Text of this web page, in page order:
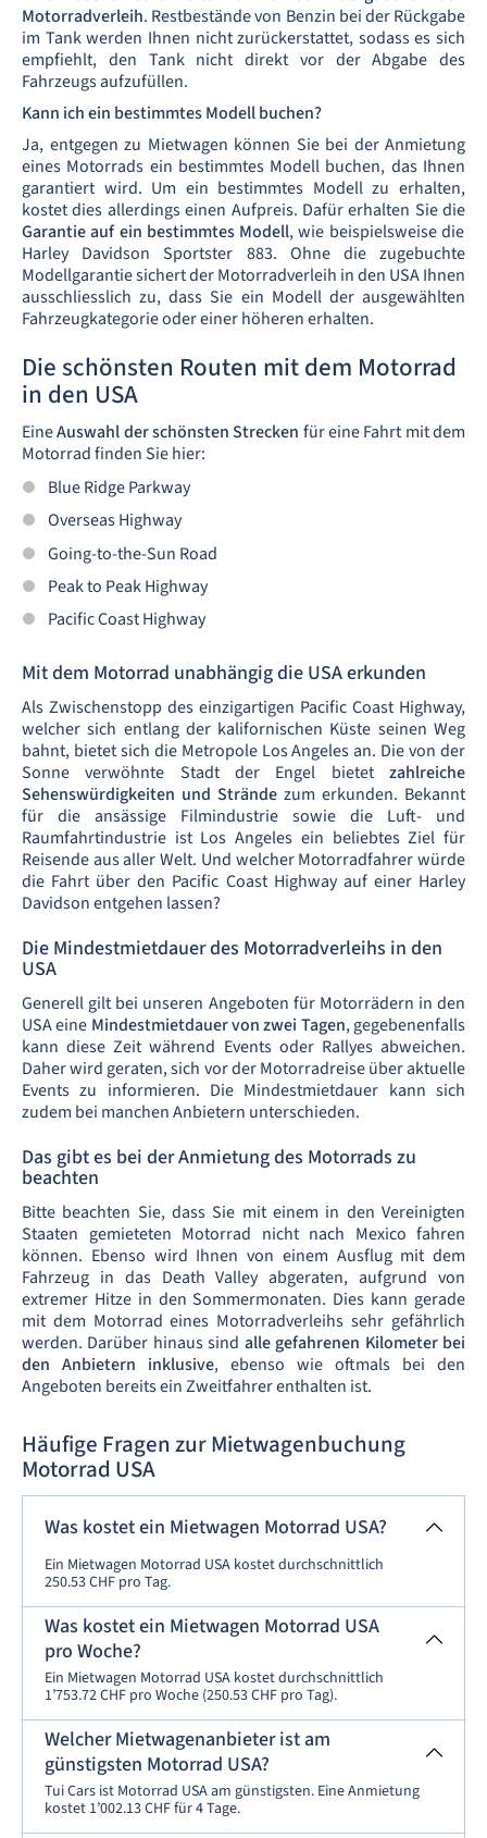
Motorradverleih. Restbestände von Benzin bei der Rückgabe
im Tank werden Ihnen nicht zurückerstattet, sodass es sich
empfiehlt, den Tank nicht direkt vor der Abgabe des
Fahrzeugs aufzufüllen.
Kann ich ein bestimmtes Modell buchen?
Ja, entgegen zu Mietwagen können Sie bei der Anmietung
eines Motorrads ein bestimmtes Modell buchen, das Ihnen
garantiert wird. Um ein bestimmtes Modell zu erhalten,
kostet dies allerdings einen Aufpreis. Dafür erhalten Sie die
Garantie auf ein bestimmtes Modell, wie beispielsweise die
Harley Davidson Sportster 883. Ohne die zugebuchte
Modellgarantie sichert der Motorradverleih in den USA Ihnen
ausschliesslich zu, dass Sie ein Modell der ausgewählten
Fahrzeugkategorie oder einer höheren erhalten.
Die schönsten Routen mit dem Motorrad
in den USA
EineAuswahl der schönsten Strecken für eine Fahrt mit dem
Motorrad finden Sie hier:
Blue Ridge Parkway
Overseas Highway
Going-to-the-Sun Road
Peak to Peak Highway
Pacific Coast Highway
Mit dem Motorrad unabhängig die USA erkunden
Als Zwischenstopp des einzigartigen Pacific Coast Highway,
welcher sich entlang der kalifornischen Küste seinen Weg
bahnt, bietet sich die Metropole Los Angeles an. Die von der
Sonne verwöhnte Stadt der Engel bietet zahlreiche
Sehenswürdigkeiten und Strände zum erkunden. Bekannt
für die ansässige Filmindustrie sowie die Luft- und
Raumfahrtindustrie ist Los Angeles ein beliebtes Ziel für
Reisende aus aller Welt. Und welcher Motorradfahrer würde
die Fahrt über den Pacific Coast Highway auf einer Harley
Davidson entgehen lassen?
Die Mindestmietdauer des Motorradverleihs in den
USA
Generell gilt bei unseren Angeboten für Motorrädern in den
USA eine Mindestmietdauer von zwei Tagen, gegebenenfalls
kann diese Zeit während Events oder Rallyes abweichen.
Daher wird geraten, sich vor der Motorradreise über aktuelle
Events zu informieren. Die Mindestmietdauer kann sich
zudem bei manchen Anbietern unterschieden.
Das gibt es bei der Anmietung des Motorrads zu
beachten
Bitte beachten Sie, dass Sie mit einem in den Vereinigten
Staaten gemieteten Motorrad nicht nach Mexico fahren
können. Ebenso wird Ihnen von einem Ausflug mit dem
Fahrzeug in das Death Valley abgeraten, aufgrund von
extremer Hitze in den Sommermonaten. Dies kann gerade
mit dem Motorrad eines Motorradverleihs sehr gefährlich
werden. Darüber hinaus sind alle gefahrenen Kilometer bei
den Anbietern inklusive, ebenso wie oftmals bei den
Angeboten bereits ein Zweitfahrer enthalten ist.
Häufige Fragen zur Mietwagenbuchung
Motorrad USA
Was kostet ein Mietwagen Motorrad USA?
Ein Mietwagen Motorrad USA kostet durchschnittlich
250.53 CHF pro Tag.
Was kostet ein Mietwagen Motorrad USA
pro Woche?
Ein Mietwagen Motorrad USA kostet durchschnittlich
1’753.72 CHF pro Woche (250.53 CHF pro Tag).
Welcher Mietwagenanbieter ist am
günstigsten Motorrad USA?
Tui Cars ist Motorrad USA am günstigsten. Eine Anmietung
kostet 1’002.13 CHF für 4 Tage.